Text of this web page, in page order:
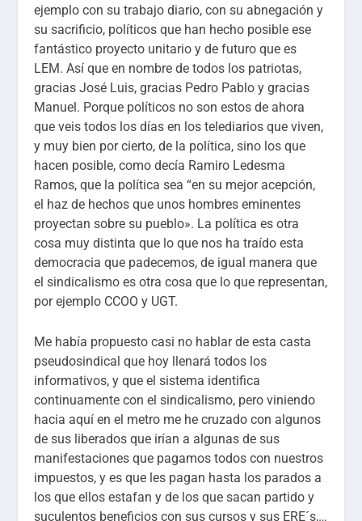
ejemplo con su trabajo diario, con su abnegación y
su sacrificio, políticos que han hecho posible ese
fantástico proyecto unitario y de futuro que es
LEM. Así que en nombre de todos los patriotas,
gracias José Luis, gracias Pedro Pablo y gracias
Manuel. Porque políticos no son estos de ahora
que veis todos los días en los telediarios que viven,
y muy bien por cierto, de la política, sino los que
hacen posible, como decía Ramiro Ledesma
Ramos, que la política sea “en su mejor acepción,
el haz de hechos que unos hombres eminentes
proyectan sobre su pueblo». La política es otra
cosa muy distinta que lo que nos ha traído esta
democracia que padecemos, de igual manera que
el sindicalismo es otra cosa que lo que representan,
por ejemplo CCOO y UGT.
Me había propuesto casi no hablar de esta casta
pseudosindical que hoy llenará todos los
informativos, y que el sistema identifica
continuamente con el sindicalismo, pero viniendo
hacia aquí en el metro me he cruzado con algunos
de sus liberados que irían a algunas de sus
manifestaciones que pagamos todos con nuestros
impuestos, y es que les pagan hasta los parados a
los que ellos estafan y de los que sacan partido y
suculentos beneficios con sus cursos y sus ERE´s,…